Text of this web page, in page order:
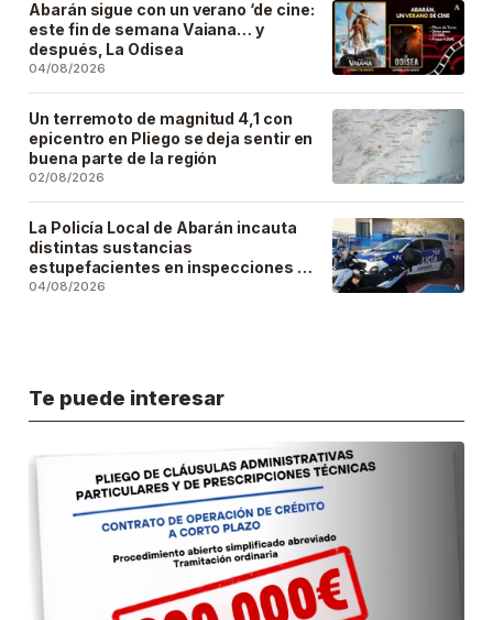
Abarán sigue con un verano ‘de cine:
este fin de semana Vaiana… y
después, La Odisea
04/08/2026
Un terremoto de magnitud 4,1 con
epicentro en Pliego se deja sentir en
buena parte de la región
02/08/2026
La Policía Local de Abarán incauta
distintas sustancias
estupefacientes en inspecciones a
locales públicos del municipio
04/08/2026
Te puede interesar